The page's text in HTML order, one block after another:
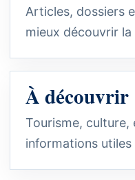
Articles, dossiers
mieux découvrir la
À découvrir
Tourisme, culture,
informations utiles